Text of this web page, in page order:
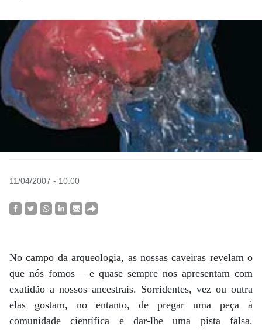
11/04/2007 - 10:00
No campo da arqueologia, as nossas caveiras revelam o
que nós fomos – e quase sempre nos apresentam com
exatidão a nossos ancestrais. Sorridentes, vez ou outra
elas gostam, no entanto, de pregar uma peça à
comunidade científica e dar-lhe uma pista falsa.